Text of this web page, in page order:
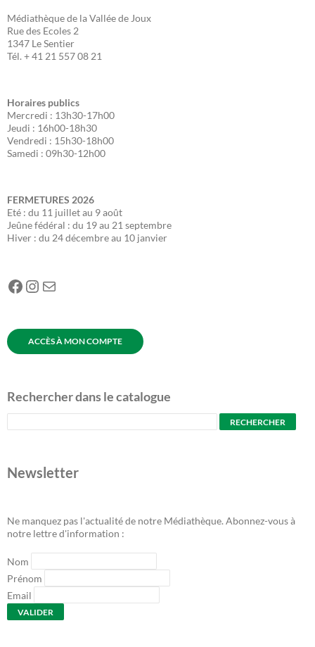
Médiathèque de la Vallée de Joux
Rue des Ecoles 2
1347 Le Sentier
Tél. + 41 21 557 08 21
Horaires publics
Mercredi : 13h30-17h00
Jeudi : 16h00-18h30
Vendredi : 15h30-18h00
Samedi : 09h30-12h00
FERMETURES 2026
Eté : du 11 juillet au 9 août
Jeûne fédéral : du 19 au 21 septembre
Hiver : du 24 décembre au 10 janvier
Facebook
Instagram
E-mail
ACCÈS À MON COMPTE
Rechercher dans le catalogue
Newsletter
Ne manquez pas l'actualité de notre Médiathèque. Abonnez-vous à
notre lettre d'information :
Nom
Prénom
Email